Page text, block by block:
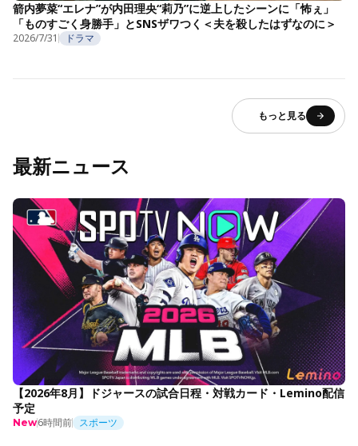
箭内夢菜“エレナ”が内田理央“莉乃”に逆上したシーンに「怖ぇ」
「ものすごく身勝手」とSNSザワつく＜夫を殺したはずなのに＞
2026/7/31 ドラマ
もっと見る
最新ニュース
【2026年8月】ドジャースの試合日程・対戦カード・Lemino配信
予定
New6時間前 スポーツ